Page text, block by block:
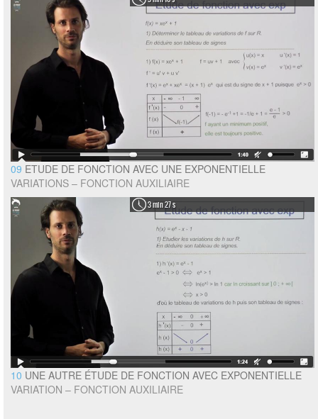
09 ETUDE DE FONCTION AVEC UNE EXPONENTIELLE
VARIATIONS – FONCTION AUXILIAIRE
3 min 27 s
10 UNE AUTRE ÉTUDE DE FONCTION AVEC EXPONENTIELLE
VARIATION – FONCTION AUXILIAIRE